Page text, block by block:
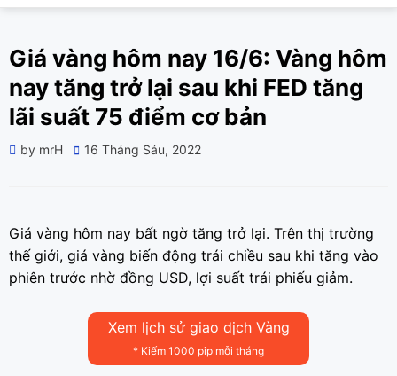
Giá vàng hôm nay 16/6: Vàng hôm
nay tăng trở lại sau khi FED tăng
lãi suất 75 điểm cơ bản
by mrH
Posted
16 Tháng Sáu, 2022
Giá vàng hôm nay bất ngờ tăng trở lại. Trên thị trường
thế giới, giá vàng biến động trái chiều sau khi tăng vào
phiên trước nhờ đồng USD, lợi suất trái phiếu giảm.
Xem lịch sử giao dịch Vàng
* Kiếm 1000 pip mỗi tháng